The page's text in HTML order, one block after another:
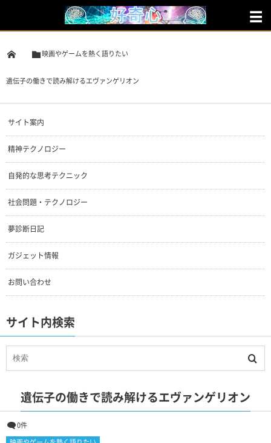
映画やゲームを熱く語りたい
遺伝子の働きで読み解けるエヴァンゲリオン
サイト案内
精神テクノロジー
自発的な思考テクニック
社会問題・テクノロジー
夢診断日記
ガジェット情報
お問い合わせ
サイト内検索
遺伝子の働きで読み解けるエヴァンゲリオン
0件